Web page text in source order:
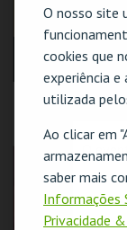
O nosso site
cookies que
experiência
utilizada
Ao clicar em
saber mais
Informações
Privacidade
COMPRAR
EM CASA D'AMÁLIA |
O CONCERTO AO
COLISEU DE LISBOA
MAIS INFO
O